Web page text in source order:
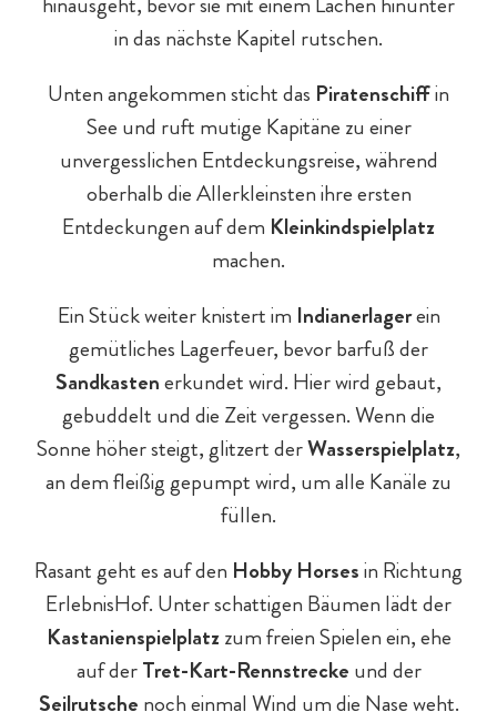
in das nächste Kapitel rutschen.
Unten angekommen sticht das Piratenschiffin
See und ruft mutige Kapitäne zu einer
unvergesslichen Entdeckungsreise, während
oberhalb die Allerkleinsten ihre ersten
Entdeckungen auf dem Kleinkindspielplatz
machen.
Ein Stück weiter knistert im Indianerlagerein
gemütliches Lagerfeuer, bevor barfuß der
Sandkastenerkundet wird. Hier wird gebaut,
gebuddelt und die Zeit vergessen. Wenn die
Sonne höher steigt, glitzert derWasserspielplatz,
an dem fleißig gepumpt wird, um alle Kanäle zu
füllen.
Rasant geht es auf den Hobby Horsesin Richtung
ErlebnisHof. Unter schattigen Bäumen lädt der
Kastanienspielplatzzum freien Spielen ein, ehe
auf derTret-Kart-Rennstrecke und der
Seilrutsche noch einmal Wind um die Nase weht.
Outdoor-Sport & Tennis